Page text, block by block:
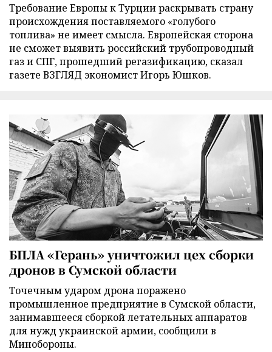
Требование Европы к Турции раскрывать страну
происхождения поставляемого «голубого
топлива» не имеет смысла. Европейская сторона
не сможет выявить российский трубопроводный
газ и СПГ, прошедший регазификацию, сказал
газете ВЗГЛЯД экономист Игорь Юшков.
БПЛА «Герань» уничтожил цех сборки
дронов в Сумской области
Точечным ударом дрона поражено
промышленное предприятие в Сумской области,
занимавшееся сборкой летательных аппаратов
для нужд украинской армии, сообщили в
Минобороны.